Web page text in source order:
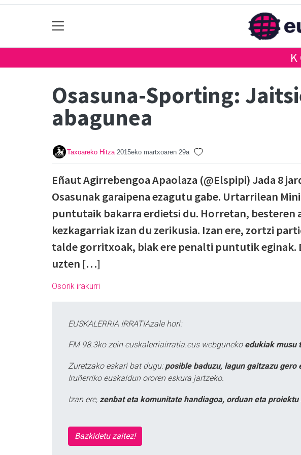
Osasuna-Sporting:
abagunea
Taxoareko Hitza 2015eko martxoaren 29a
Eñaut Agirrebengoa Apaolaza (@Elspipi) Jada 8
Osasunak garaipena ezagutu gabe. Urtarrilean
puntutaik bakarra erdietsi du. Horretan, besteren
kezkagarriak izan du zerikusia. Izan ere, zortzi
talde gorritxoak, biak ere penalti puntutik eginak.
uzten […]
Osorik irakurri
EUSKALERRIA IRRATIAzale hori:
FM 98.3ko zein euskalerriairratia.eus webguneko edukiak musu
Zuretzako eskari bat dugu: posible baduzu, lagun gaitzazu
Iruñerriko euskaldun ororen eskura jartzeko.
Izan ere, zenbat eta komunitate handiagoa, orduan eta
Bazkidetu zaitez!